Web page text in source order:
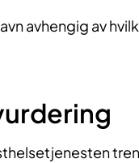
avhengig av